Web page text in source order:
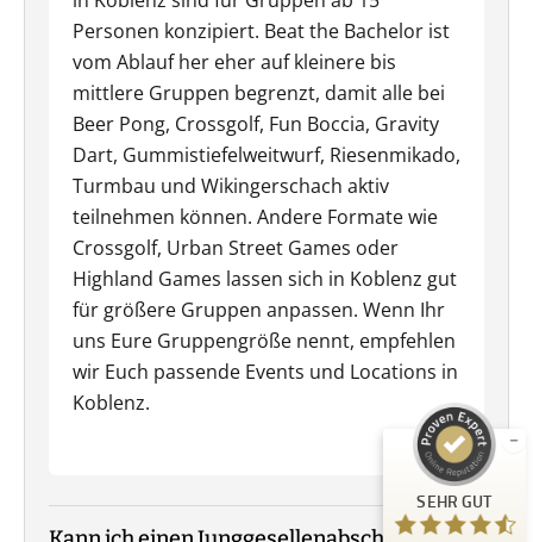
Personen konzipiert. Beat the Bachelor ist
vom Ablauf her eher auf kleinere bis
mittlere Gruppen begrenzt, damit alle bei
Beer Pong, Crossgolf, Fun Boccia, Gravity
Dart, Gummistiefelweitwurf, Riesenmikado,
Turmbau und Wikingerschach aktiv
teilnehmen können. Andere Formate wie
Crossgolf, Urban Street Games oder
Highland Games lassen sich in Koblenz gut
für größere Gruppen anpassen. Wenn Ihr
uns Eure Gruppengröße nennt, empfehlen
wir Euch passende Events und Locations in
Koblenz.
SEHR GUT
Kundenbewertungen und Erfahrungen zu
Guiders Events
96
%
Empfehlungen auf
ProvenExpert.com
SEHR GUT
Bewertungen auf ProvenExpert.com